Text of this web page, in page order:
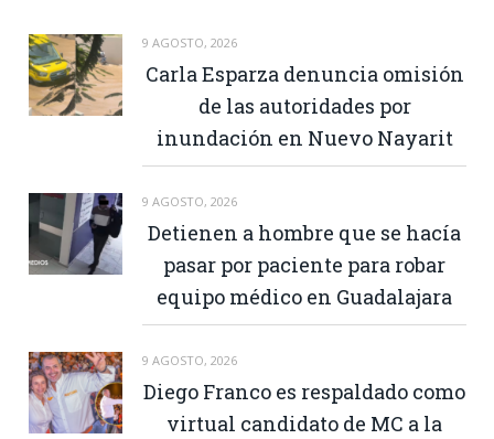
9 AGOSTO, 2026
Carla Esparza denuncia omisión
de las autoridades por
inundación en Nuevo Nayarit
9 AGOSTO, 2026
Detienen a hombre que se hacía
pasar por paciente para robar
equipo médico en Guadalajara
9 AGOSTO, 2026
Diego Franco es respaldado como
virtual candidato de MC a la